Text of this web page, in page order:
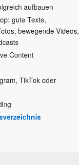
aufbauen
gute Texte,
bewegende Videos,
Content
TikTok oder